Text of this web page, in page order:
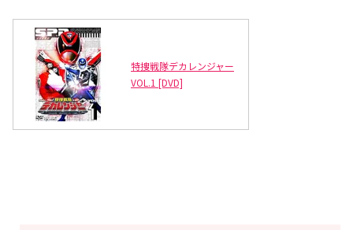
特捜戦隊デカレンジャー
VOL.1 [DVD]